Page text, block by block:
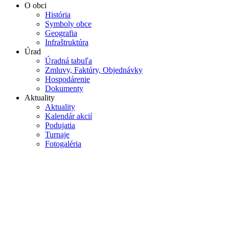
O obci
História
Symboly obce
Geografia
Infraštruktúra
Úrad
Úradná tabuľa
Zmluvy, Faktúry, Objednávky
Hospodárenie
Dokumenty
Aktuality
Aktuality
Kalendár akcií
Podujatia
Turnaje
Fotogaléria